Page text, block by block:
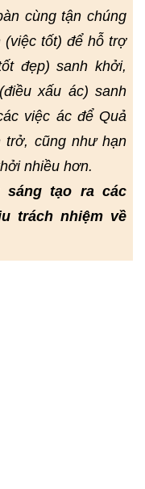
cùng tận chúng
(việc tốt) để hỗ trợ
đẹp) sanh khởi,
xấu ác) sanh
việc ác để Quả
trở, cũng như hạn
nhiều hơn.
sáng tạo ra các
trách nhiệm về